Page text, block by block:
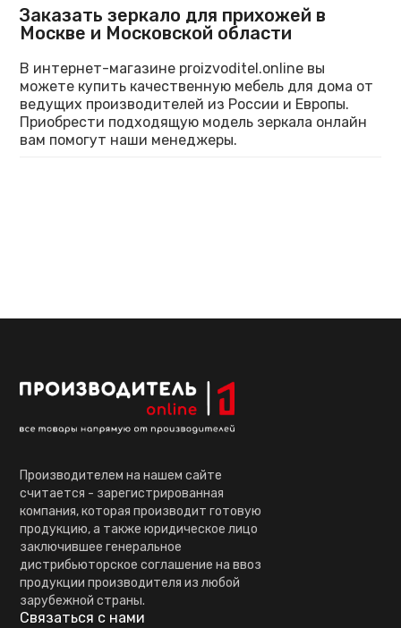
Заказать зеркало для прихожей в
Москве и Московской области
В интернет-магазине proizvoditel.online вы
можете купить качественную мебель для дома от
ведущих производителей из России и Европы.
Приобрести подходящую модель зеркала онлайн
вам помогут наши менеджеры.
Производителем на нашем сайте
считается - зарегистрированная
компания, которая производит готовую
продукцию, а также юридическое лицо
заключившее генеральное
дистрибьюторское соглашение на ввоз
продукции производителя из любой
зарубежной страны.
Связаться с нами